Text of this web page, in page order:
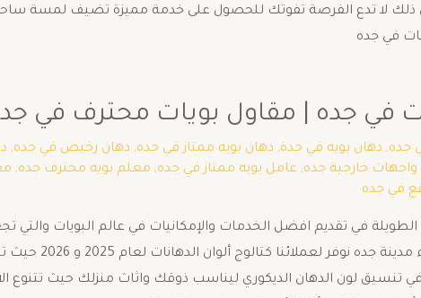
في جده
| مقاول بويات محترف في جده
جده, دهان بويه في جدة, دهان بويه ممتاز في جده, دهان رخيص في جده,
واجهات خارجية جده, عامل بويه ممتاز في جده, معلم بويه محترف جده,
في جده
في تقديم افضل الخدمات والإمكانيات في عالم البويات والتي
للحوائط و أيضا
لون الدهان الديكوري ليناسب ذوقك واثاث منزلك حيث تتنوع